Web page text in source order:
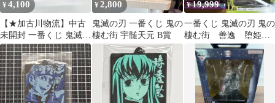
¥4,100
【★加古川物流】中古
未開封 一番くじ 鬼滅の
刃 鬼の棲む街 其ノ弐 C
賞 堕姫(完全体) フィギ
ュア**【701】
¥2,800
鬼滅の刃 一番くじ 鬼の
棲む街 宇髄天元 B賞
¥19,999
一番くじ 鬼滅の刃 鬼の
棲む街 善逸 堕姫
妓夫太郎 ラストワン